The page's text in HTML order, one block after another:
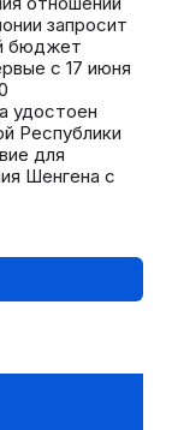
запросит
бюджет
с 17 июня
удостоен
Республики
для
Шенгена с